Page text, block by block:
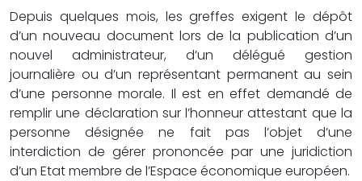
Depuis quelques mois, les greffes exigent le dépôt
d’un nouveau document lors de la publication d’un
nouvel administrateur, d’un délégué gestion
journalière ou d’un représentant permanent au sein
d’une personne morale. Il est en effet demandé de
remplir une déclaration sur l’honneur attestant que la
personne désignée ne fait pas l’objet d’une
interdiction de gérer prononcée par une juridiction
d’un Etat membre de l’Espace économique européen.